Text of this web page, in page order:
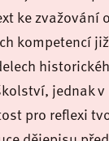
ke
kompetencí
jednak
pro reflexi